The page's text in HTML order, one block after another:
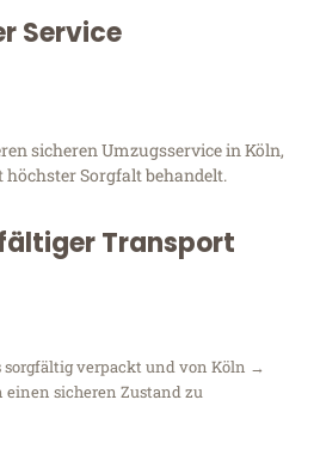
Service
sicheren Umzugsservice in Köln,
Sorgfalt behandelt.
Transport
verpackt und von Köln →
sicheren Zustand zu